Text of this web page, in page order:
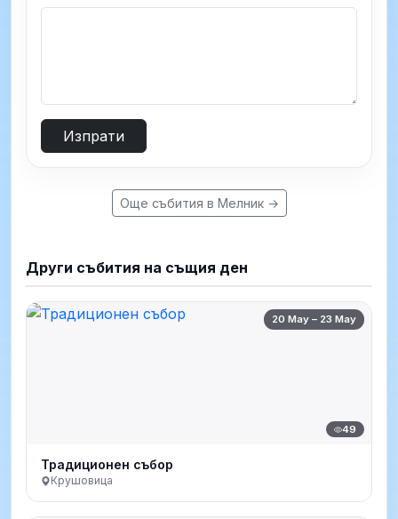
Изпрати
Още събития в Мелник →
Други събития на същия ден
20 May – 23 May
49
Традиционен събор
Крушовица